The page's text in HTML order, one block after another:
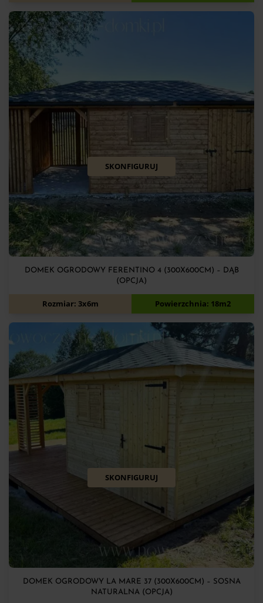
SKONFIGURUJ
DOMEK OGRODOWY FERENTINO 4 (300X600CM) – DĄB
(OPCJA)
12 900zł
Rozmiar: 3x6m Powierzchnia: 18m2
SKONFIGURUJ
DOMEK OGRODOWY LA MARE 37 (300X600CM) – SOSNA
NATURALNA (OPCJA)